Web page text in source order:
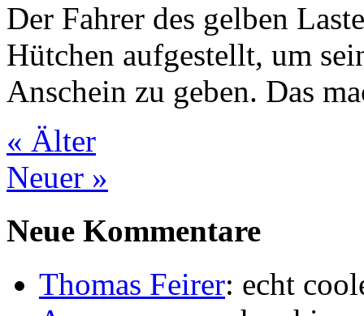
Der Fahrer des gelben
Hütchen aufgestellt, um
Anschein zu geben. Das
« Älter
Neuer »
Neue Kommentare
Thomas Feirer: echt